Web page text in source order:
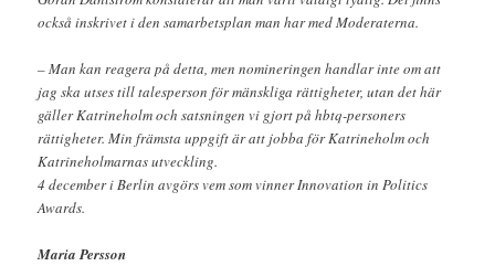
också inskrivet i den samarbetsplan man har med Moderaterna.
– Man kan reagera på detta, men nomineringen handlar inte om att
jag ska utses till talesperson för mänskliga rättigheter, utan det här
gäller Katrineholm och satsningen vi gjort på hbtq-personers
rättigheter. Min främsta uppgift är att jobba för Katrineholm och
Katrineholmarnas utveckling.
4 december i Berlin avgörs vem som vinner Innovation in Politics
Awards.
Maria Persson